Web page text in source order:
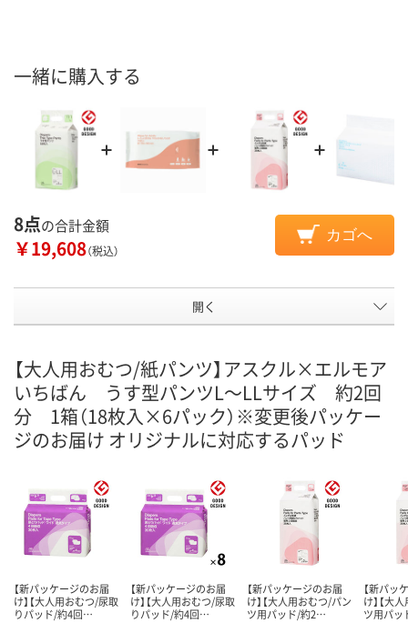
一緒に購入する
8点の合計金額
￥19,608（税込）
カゴへ
開く
【大人用おむつ/紙パンツ】アスクル×エルモア
いちばん うす型パンツL～LLサイズ 約2回
分 1箱（18枚入×6パック）※変更後パッケー
ジのお届け オリジナルに対応するパッド
【新パッケージのお届
け】【大人用おむつ/尿取
りパッド/約4回…
【新パッケージのお届
け】【大人用おむつ/尿取
りパッド/約4回…
【新パッケージのお届
け】【大人用おむつ/パン
ツ用パッド/約2…
【新パッ
け】【大
ツ用パ